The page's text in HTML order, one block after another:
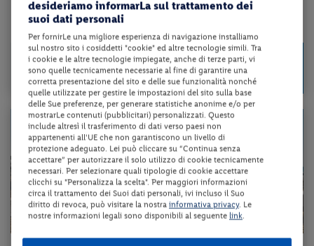
Check-in
dal 20/08/26
al 24/09/26
da579 €
a persona per 7 notti
desideriamo informarLa sul trattamento dei
suoi dati personali
Per fornirLe una migliore esperienza di navigazione installiamo
sul nostro sito i cosiddetti "cookie" ed altre tecnologie simili. Tra
i cookie e le altre tecnologie impiegate, anche di terze parti, vi
sono quelle tecnicamente necessarie al fine di garantire una
corretta presentazione del sito e delle sue funzionalità nonché
quelle utilizzate per gestire le impostazioni del sito sulla base
delle Sue preferenze, per generare statistiche anonime e/o per
mostrarLe contenuti (pubblicitari) personalizzati. Questo
include altresì il trasferimento di dati verso paesi non
appartenenti all'UE che non garantiscono un livello di
protezione adeguato. Lei può cliccare su “Continua senza
accettare” per autorizzare il solo utilizzo di cookie tecnicamente
necessari. Per selezionare quali tipologie di cookie accettare
clicchi su "Personalizza la scelta". Per maggiori informazioni
circa il trattamento dei Suoi dati personali, ivi incluso il Suo
diritto di revoca, può visitare la nostra informativa privacy. Le
nostre informazioni legali sono disponibili al seguente link.